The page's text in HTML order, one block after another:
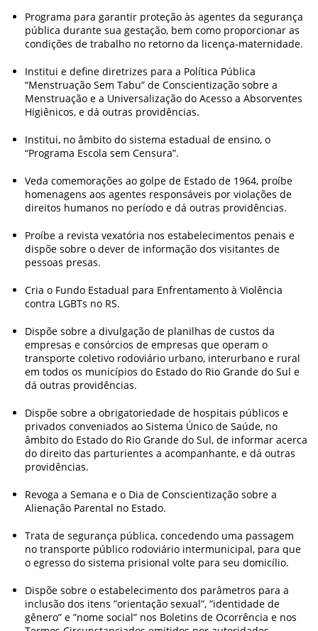
Programa para garantir proteção às agentes da segurança
pública durante sua gestação, bem como proporcionar as
condições de trabalho no retorno da licença-maternidade.
Institui e define diretrizes para a Política Pública
“Menstruação Sem Tabu” de Conscientização sobre a
Menstruação e a Universalização do Acesso a Absorventes
Higiênicos, e dá outras providências.
Institui, no âmbito do sistema estadual de ensino, o
“Programa Escola sem Censura”.
Veda comemorações ao golpe de Estado de 1964, proíbe
homenagens aos agentes responsáveis por violações de
direitos humanos no período e dá outras providências.
Proíbe a revista vexatória nos estabelecimentos penais e
dispõe sobre o dever de informação dos visitantes de
pessoas presas.
Cria o Fundo Estadual para Enfrentamento à Violência
contra LGBTs no RS.
Dispõe sobre a divulgação de planilhas de custos da
empresas e consórcios de empresas que operam o
transporte coletivo rodoviário urbano, interurbano e rural
em todos os municípios do Estado do Rio Grande do Sul e
dá outras providências.
Dispõe sobre a obrigatoriedade de hospitais públicos e
privados conveniados ao Sistema Único de Saúde, no
âmbito do Estado do Rio Grande do Sul, de informar acerca
do direito das parturientes a acompanhante, e dá outras
providências.
Revoga a Semana e o Dia de Conscientização sobre a
Alienação Parental no Estado.
Trata de segurança pública, concedendo uma passagem
no transporte público rodoviário intermunicipal, para que
o egresso do sistema prisional volte para seu domicílio.
Dispõe sobre o estabelecimento dos parâmetros para a
inclusão dos itens ”orientação sexual”, ”identidade de
gênero” e ”nome social” nos Boletins de Ocorrência e nos